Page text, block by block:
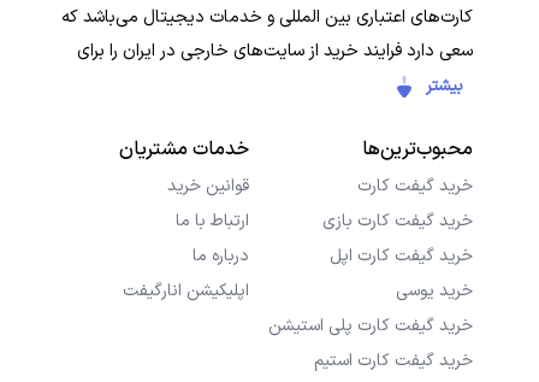
کارت‌های اعتباری بین المللی و خدمات دیجیتال می‌باشد که
سعی دارد فرایند خرید از سایت‌های خارجی در ایران را برای
کاربران ایرانی ساده‌تر کند. هدف ما ارائه تجربه‌ای سریع، امن و
کاربران با خیال راحت خرید کنند و در کمترین زمان دریافت
کنند.
بیشتر
محبوب‌ترین‌ها
خرید گیفت کارت
خرید گیفت کارت بازی
خرید گیفت کارت اپل
خرید یوسی
خرید گیفت کارت پلی استیشن
خرید گیفت کارت استیم
خدمات مشتریان
قوانین خرید
ارتباط با ما
درباره ما
اپلیکیشن انارگیفت